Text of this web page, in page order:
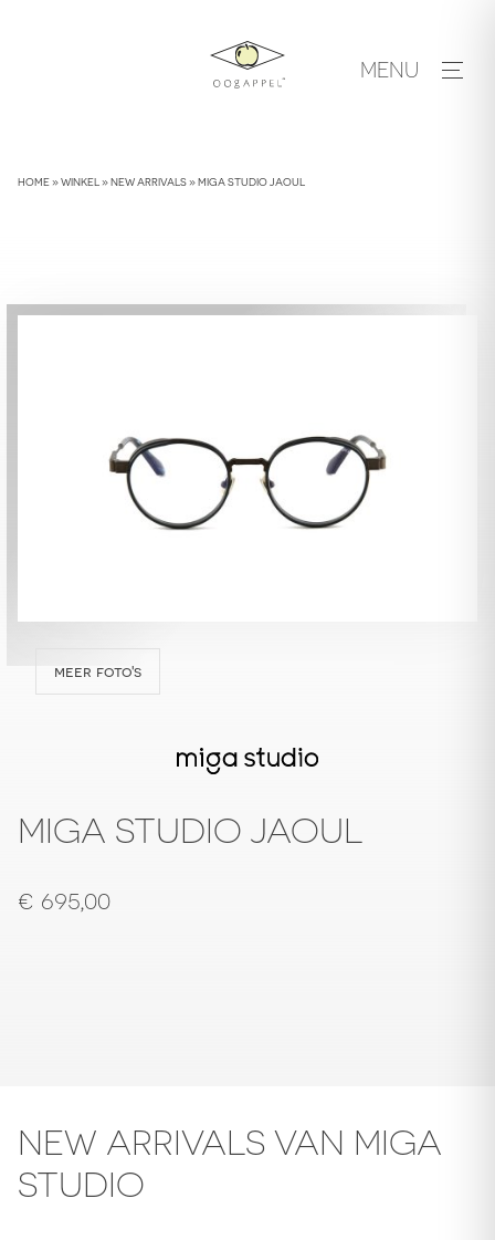
MENU
HOME»WINKEL »NEW ARRIVALS»MIGA STUDIO JAOUL
meer foto's
MIGA STUDIO JAOUL
€ 695,00
NEW ARRIVALS VAN MIGA
STUDIO